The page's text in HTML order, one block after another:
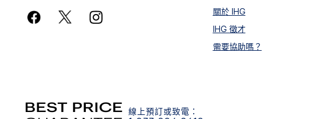
關於 IHG
IHG 徵才
需要協助嗎？
線上預訂或致電：